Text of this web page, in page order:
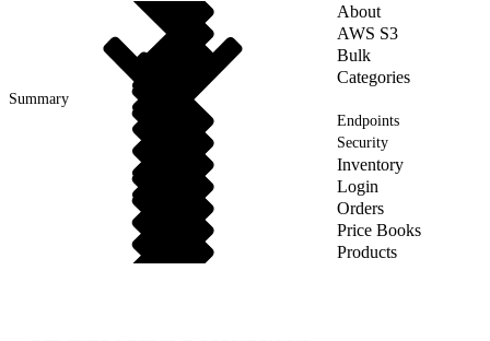
About
AWS S3
Bulk
Categories
Summary
Endpoints
Security
Inventory
Login
Orders
Price Books
Products